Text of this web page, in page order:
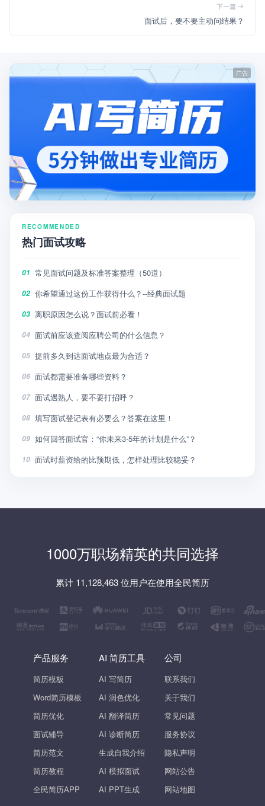
下一篇
面试后，要不要主动问结果？
RECOMMENDED
热门面试攻略
01 常见面试问题及标准答案整理（50道）
02 你希望通过这份工作获得什么？--经典面试题
03 离职原因怎么说？面试前必看！
04 面试前应该查阅应聘公司的什么信息？
05 提前多久到达面试地点最为合适？
06 面试都需要准备哪些资料？
07 面试遇熟人，要不要打招呼？
08 填写面试登记表有必要么？答案在这里！
09 如何回答面试官：“你未来3-5年的计划是什么”？
10 面试时薪资给的比预期低，怎样处理比较稳妥？
1000万职场精英的共同选择
累计 11,128,463 位用户在使用全民简历
产品服务
简历模板
Word简历模板
简历优化
面试辅导
简历范文
简历教程
全民简历APP
AI 简历工具
AI 写简历
AI 润色优化
AI 翻译简历
AI 诊断简历
生成自我介绍
AI 模拟面试
AI PPT生成
公司
联系我们
关于我们
常见问题
服务协议
隐私声明
网站公告
网站地图